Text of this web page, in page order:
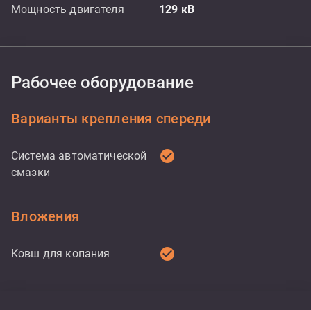
Мощность двигателя 129 кВ
Рабочее оборудование
Варианты крепления спереди
Система автоматической
смазки
check_circle
Вложения
Ковш для копания check_circle